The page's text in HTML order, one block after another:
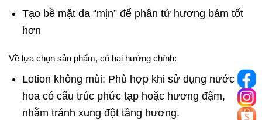
Tạo bề mặt da “mịn” để phân tử hương bám tốt
hơn
Về lựa chọn sản phẩm, có hai hướng chính:
Lotion không mùi: Phù hợp khi sử dụng nước
hoa có cấu trúc phức tạp hoặc hương đậm,
nhằm tránh xung đột tầng hương.